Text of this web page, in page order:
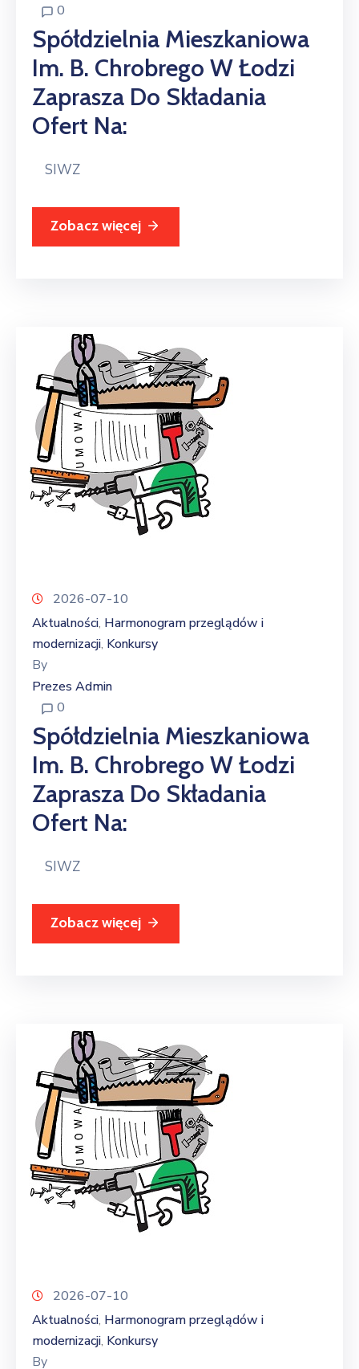
0
Spółdzielnia Mieszkaniowa
Im. B. Chrobrego W Łodzi
Zaprasza Do Składania
Ofert Na:
SIWZ
Zobacz więcej
2026-07-10
Aktualności‚ Harmonogram przeglądów i
modernizacji‚ Konkursy
By
Prezes Admin
0
Spółdzielnia Mieszkaniowa
Im. B. Chrobrego W Łodzi
Zaprasza Do Składania
Ofert Na:
SIWZ
Zobacz więcej
2026-07-10
Aktualności‚ Harmonogram przeglądów i
modernizacji‚ Konkursy
By